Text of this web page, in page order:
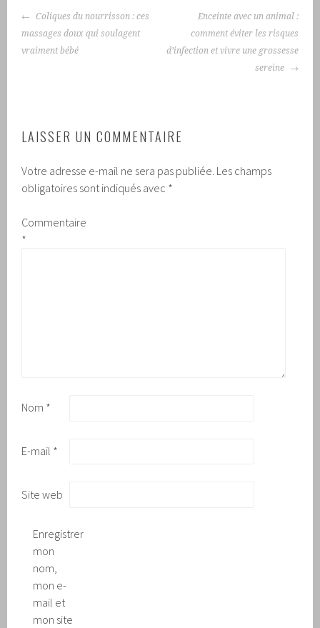
NAVIGATION
DES
ARTICLES
Coliques du nourrisson : ces
massages doux qui soulagent
vraiment bébé
Enceinte avec un animal :
comment éviter les risques
d’infection et vivre une grossesse
sereine
LAISSER UN COMMENTAIRE
Votre adresse e-mail ne sera pas publiée. Les champs
obligatoires sont indiqués avec *
Commentaire
*
Nom *
E-mail *
Site web
Enregistrer
mon
nom,
mon e-
mail et
mon site